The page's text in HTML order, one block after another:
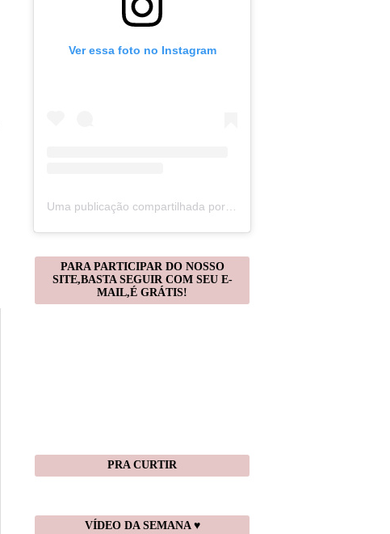
Ver essa foto no Instagram
Uma publicação compartilhada por Christiane Gonçalves (@artecomquiane)
PARA PARTICIPAR DO NOSSO
SITE,BASTA SEGUIR COM SEU E-
MAIL,É GRÁTIS!
PRA CURTIR
VÍDEO DA SEMANA ♥